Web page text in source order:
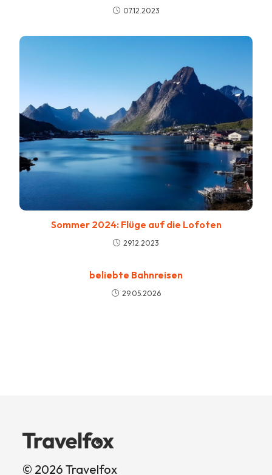
07.12.2023
Sommer 2024: Flüge auf die Lofoten
29.12.2023
beliebte Bahnreisen
29.05.2026
© 2026 Travelfox